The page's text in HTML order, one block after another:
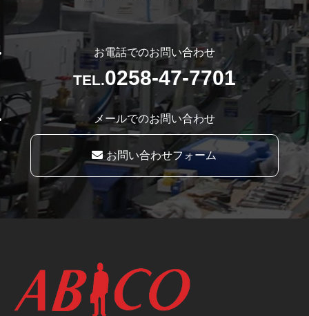
お電話でのお問い合わせ
TEL.0258-47-7701
メールでのお問い合わせ
お問い合わせフォーム